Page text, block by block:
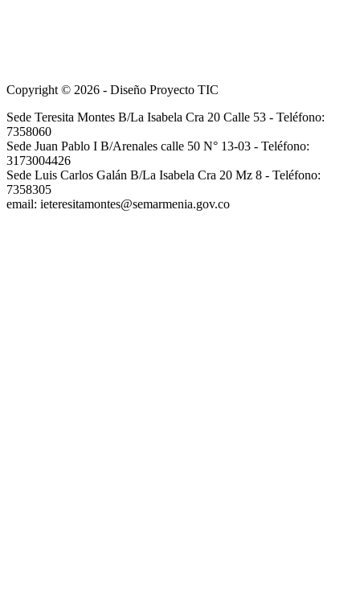
Copyright © 2026 - Diseño Proyecto TIC
Sede Teresita Montes B/La Isabela Cra 20 Calle 53 - Teléfono:
7358060
Sede Juan Pablo I B/Arenales calle 50 N° 13-03 - Teléfono:
3173004426
Sede Luis Carlos Galán B/La Isabela Cra 20 Mz 8 - Teléfono:
7358305
email: ieteresitamontes@semarmenia.gov.co